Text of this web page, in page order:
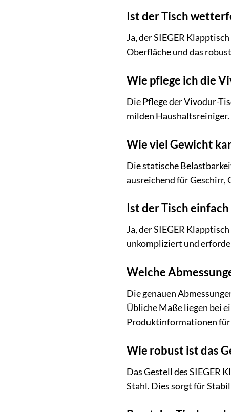
Ist der Tisch
Ja, der SIEGER
Oberfläche und das
Wie pflege ich die
Die Pflege der Vivodur-
milden Haushaltsreiniger.
Wie viel Gewicht
Die statische
ausreichend für
Ist der Tisch
Ja, der SIEGER
unkompliziert und
Welche
Die genauen
Übliche Maße liegen bei
Produktinformationen für
Wie robust ist das
Das Gestell des SIEGER
Stahl. Dies sorgt für